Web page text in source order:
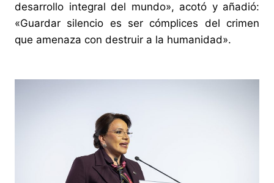
desarrollo integral del mundo», acotó y añadió:
«Guardar silencio es ser cómplices del crimen
que amenaza con destruir a la humanidad».